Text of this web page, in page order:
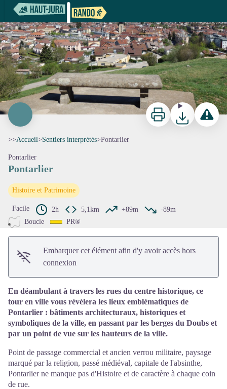
Pontarlier
Pontarlier - F. Jeanparis - PNRHJ
ImprimerTéléchargerSignaler
>>Accueil>Sentiers interprétés>Pontarlier
Pontarlier
Pontarlier
Histoire et Patrimoine
Facile 2h 5,1km +89m
-89m
Boucle
PR®
Embarquer cet élément afin d'y avoir accès hors
connexion
En déambulant à travers les rues du centre historique, ce
tour en ville vous révèlera les lieux emblématiques de
Pontarlier : bâtiments architecturaux, historiques et
symboliques de la ville, en passant par les berges du Doubs et
par un point de vue sur les hauteurs de la ville.
Point de passage commercial et ancien verrou militaire, paysage
marqué par la religion, passé médiéval, capitale de l'absinthe,
Pontarlier ne manque pas d'Histoire et de caractère à chaque coin
de rue.